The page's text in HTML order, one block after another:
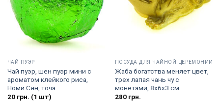
ЧАЙ ПУЭР
Чай пуэр, шен пуэр мини с
ароматом клейкого риса,
Номи Сян, точа
20грн. (1 шт)
ПОСУДА ДЛЯ ЧАЙНОЙ ЦЕРЕМОНИИ
Жаба богатства меняет цвет,
трех лапая чань чу с
монетами, 8х6х3 см
280грн.